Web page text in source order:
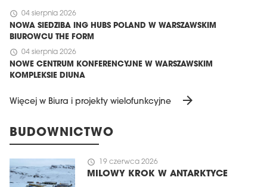
schedule 04 sierpnia 2026
NOWA SIEDZIBA ING HUBS POLAND W WARSZAWSKIM
BIUROWCU THE FORM
schedule 04 sierpnia 2026
NOWE CENTRUM KONFERENCYJNE W WARSZAWSKIM
KOMPLEKSIE DIUNA
Więcej w Biura i projekty wielofunkcyjne arrow_forward
BUDOWNICTWO
schedule 19 czerwca 2026
MILOWY KROK W ANTARKTYCE